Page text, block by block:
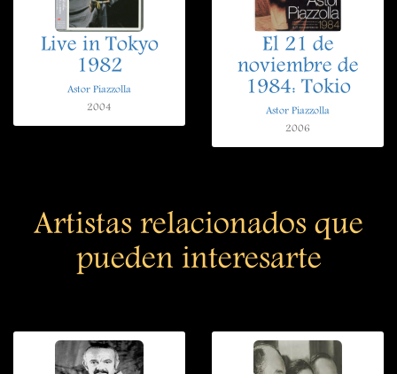
Live in Tokyo
1982
Astor Piazzolla
2004
El 21 de
noviembre de
1984: Tokio
Astor Piazzolla
2006
Artistas relacionados que
pueden interesarte